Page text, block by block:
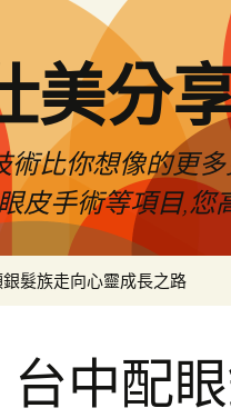
美分
術比你想像的更
皮手術等項目,您
髮族走向心靈成長之路
台中配